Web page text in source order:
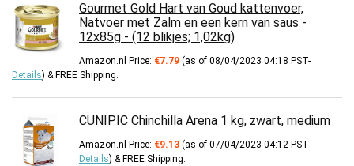
Gourmet Gold Hart van Goud kattenvoer,
Natvoer met Zalm en een kern van saus -
12x85g - (12 blikjes; 1,02kg)
Amazon.nl Price: €7.79 (as of 08/04/2023 04:18 PST-
Details) & FREE Shipping.
CUNIPIC Chinchilla Arena 1 kg, zwart, medium
Amazon.nl Price: €9.13 (as of 07/04/2023 04:12 PST-
Details) & FREE Shipping.